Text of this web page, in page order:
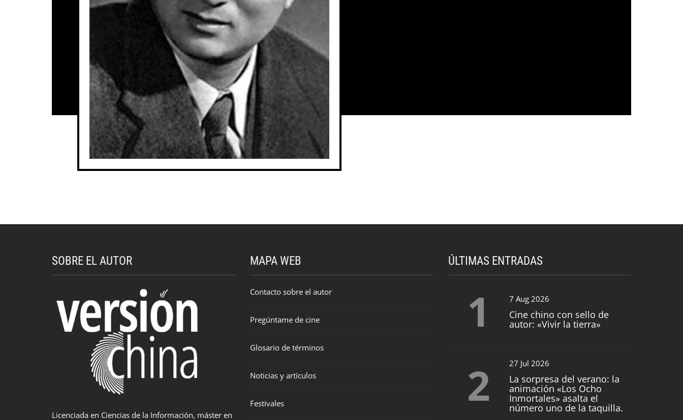
SOBRE EL AUTOR
Licenciada en Ciencias de la Información, máster en
MAPA WEB
Contacto sobre el autor
Pregúntame de cine
Glosario de términos
Noticias y artículos
Festivales
ÚLTIMAS ENTRADAS
1 7 Aug 2026
Cine chino con sello de
autor: «Vivir la tierra»
2 27 Jul 2026
La sorpresa del verano: la
animación «Los Ocho
Inmortales» asalta el
número uno de la taquilla.